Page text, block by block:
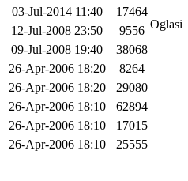
03-Jul-2014 11:40
17464
12-Jul-2008 23:50
9556
09-Jul-2008 19:40
38068
26-Apr-2006 18:20
8264
26-Apr-2006 18:20
29080
26-Apr-2006 18:10
62894
26-Apr-2006 18:10
17015
26-Apr-2006 18:10 25555
Oglasi